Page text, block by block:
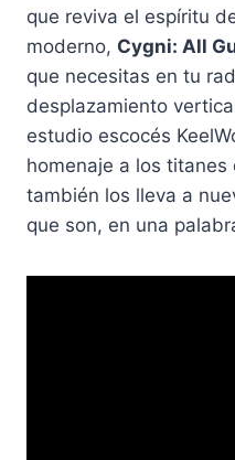
que reviva el espíritu
moderno, Cygni: All
que necesitas en tu
desplazamiento
estudio escocés
homenaje a los titanes
también los lleva a
que son, en una